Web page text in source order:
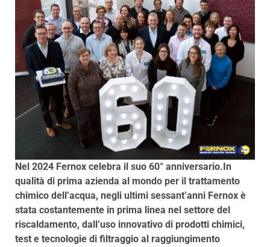
Nel 2024 Fernox celebra il suo 60° anniversario.In
qualità di prima azienda al mondo per il trattamento
chimico dell’acqua, negli ultimi sessant’anni Fernox è
stata costantemente in prima linea nel settore del
riscaldamento, dall’uso innovativo di prodotti chimici,
test e tecnologie di filtraggio al raggiungimento